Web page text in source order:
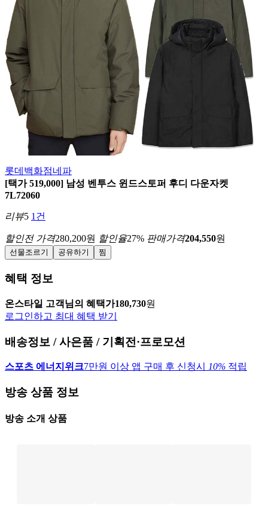
롯데백화점네파
[택가 519,000] 남성 벤투스 윈드스토퍼 후디 다운자켓
7L72060
리뷰5 1건
할인전 가격280,200원 할인율27% 판매가격204,550원
선물조르기 공유하기 찜
혜택 정보
온스타일 고객님의 혜택가180,730원
로그인하고 최대 혜택 받기
배송정보 / 사은품 / 기획전·프로모션
스포츠 에너지위크7만원 이상 앱 구매 후 신청시 10% 적립
방송 상품 정보
방송 소개 상품